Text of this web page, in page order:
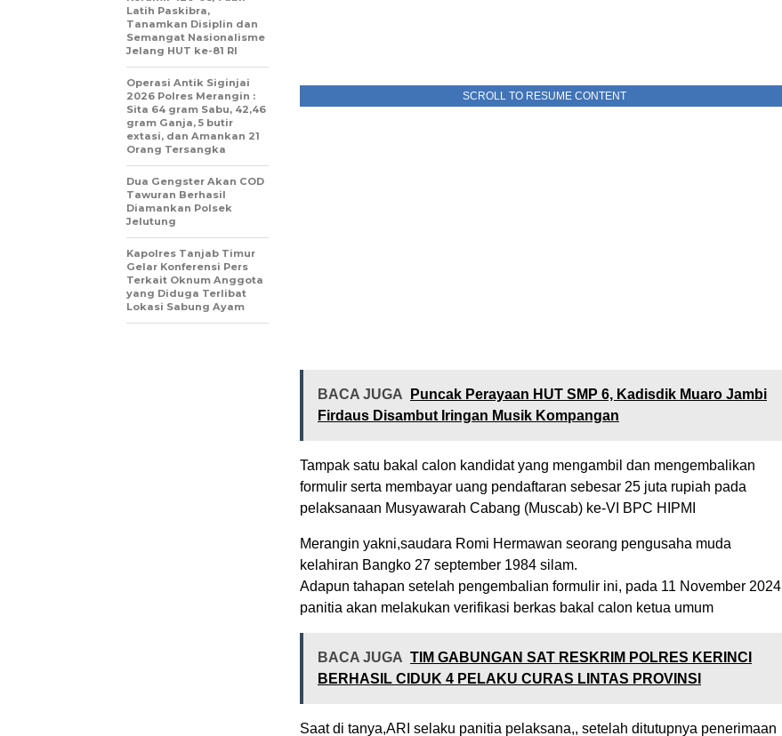
SCROLL TO RESUME CONTENT
BACA JUGA
Puncak Perayaan HUT SMP 6, Kadisdik Muaro Jambi
Firdaus Disambut Iringan Musik Kompangan
Tampak satu bakal calon kandidat yang mengambil dan mengembalikan
formulir serta membayar uang pendaftaran sebesar 25 juta rupiah pada
pelaksanaan Musyawarah Cabang (Muscab) ke-VI BPC HIPMI
Merangin yakni,saudara Romi Hermawan seorang pengusaha muda
kelahiran Bangko 27 september 1984 silam.
Adapun tahapan setelah pengembalian formulir ini, pada 11 November 2024
panitia akan melakukan verifikasi berkas bakal calon ketua umum
BACA JUGA TIM GABUNGAN SAT RESKRIM POLRES KERINCI
BERHASIL CIDUK 4 PELAKU CURAS LINTAS PROVINSI
Saat di tanya,ARI selaku panitia pelaksana,, setelah ditutupnya penerimaan
Latih Paskibra,
Tanamkan Disiplin dan
Semangat Nasionalisme
Jelang HUT ke-81 RI
Operasi Antik Siginjai
2026 Polres Merangin :
Sita 64 gram Sabu, 42,46
gram Ganja, 5 butir
extasi, dan Amankan 21
Orang Tersangka
Dua Gengster Akan COD
Tawuran Berhasil
Diamankan Polsek
Jelutung
Kapolres Tanjab Timur
Gelar Konferensi Pers
Terkait Oknum Anggota
yang Diduga Terlibat
Lokasi Sabung Ayam